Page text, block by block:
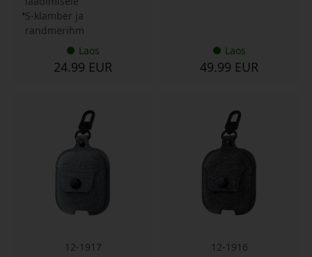
S-klamber ja
randmerihm
Laos
24.99 EUR
Laos
49.99 EUR
12-1917
12-1916